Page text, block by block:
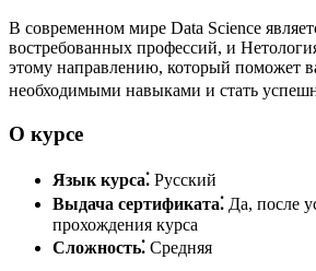
В современном мире Data Science
востребованных профессий, и
этому направлению, который поможет
необходимыми навыками и стать
О курсе
Язык курса⁚ Русский
Выдача сертификата⁚ Да, после
прохождения курса
Сложность⁚ Средняя